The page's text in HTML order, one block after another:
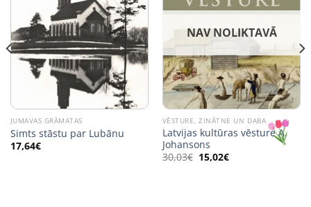
JUMAVAS GRĀMATAS
Simts stāstu par Lubānu
17,64€
NAV NOLIKTAVĀ
VĒSTURE, ZINĀTNE UN DABA
Latvijas kultūras vēsture A.
Johansons
30,03€ Original
price
15,02€Current